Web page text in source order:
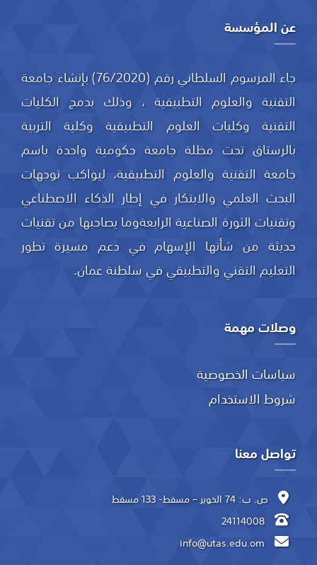
عن المؤسسة
جاء المرسوم السلطاني رقم (76/2020) بإنشاء جامعة
التقنية والعلوم التطبيقية ، وذلك بدمج الكليات
التقنية وكليات العلوم التطبيقية وكلية التربية
بالرستاق تحت مظلة جامعة حكومية واحدة باسم
جامعة التقنية والعلوم التطبيقية، ليواكب توجهات
البحث العلمي والابتكار في إطار الذكاء الاصطناعي
وتقنيات الثورة الصناعية الرابعةوما يصاحبها من تقنيات
حديثة من شأنها الإسهام في دعم مسيرة تطور
التعليم التقني والتطبيقي في سلطنة عمان.
وصلات مهمة
سياسات الخصوصية
شروط الاستخدام
تواصل معنا
ص. ب: 74 الخوير – مسقط- 133 مسقط
24114008